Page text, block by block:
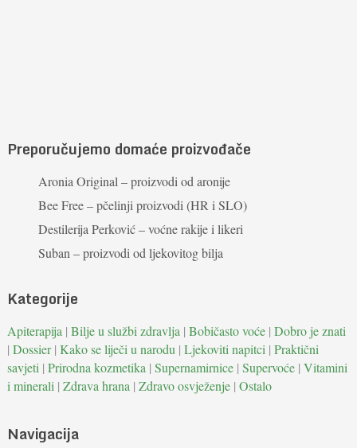
Preporučujemo domaće proizvođače
Aronia Original – proizvodi od aronije
Bee Free – pčelinji proizvodi (HR i SLO)
Destilerija Perković – voćne rakije i likeri
Suban – proizvodi od ljekovitog bilja
Kategorije
Apiterapija| Bilje u službi zdravlja| Bobičasto voće| Dobro je znati
| Dossier| Kako se liječi u narodu| Ljekoviti napitci| Praktični
savjeti| Prirodna kozmetika| Supernamirnice| Supervoće| Vitamini
i minerali| Zdrava hrana| Zdravo osvježenje| Ostalo
Navigacija